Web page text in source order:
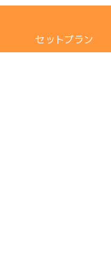
セットプラン